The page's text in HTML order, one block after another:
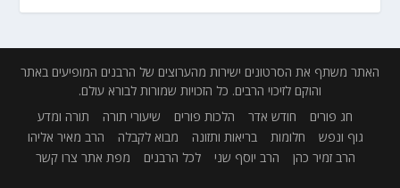
האתר משתף את הסרטונים ישירות מהערוצים של הרבנים המופיעים באתר
והוקם לזיכוי הרבים. כל הזכויות שמורות לבורא עולם.
חג פורים
חודש אדר הלכות פורים שיעורי תורה
תורה ומדע
גוף ונפש
חלומות בריאות ותזונה מבוא לקבלה
הרב מאיר אליהו
הרב זמיר כהן
הרב יוסף שני לכל הרבנים מפת אתר צרו קשר